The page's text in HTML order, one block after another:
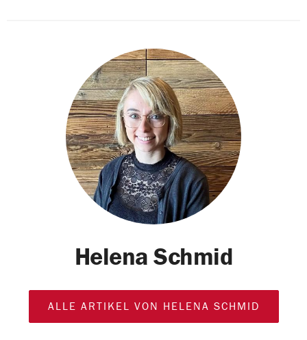
Helena Schmid
ALLE ARTIKEL VON HELENA SCHMID